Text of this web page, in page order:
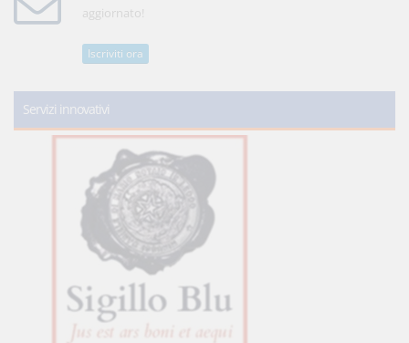
aggiornato!
Iscriviti ora
Servizi innovativi